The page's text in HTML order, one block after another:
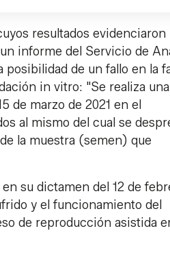
resultados evidenciaron
informe del Servicio de
de un fallo en la
in vitro: "Se realiza una
de marzo de 2021 en el
al mismo del cual se
la muestra (semen) que
su dictamen del 12 de
y el funcionamiento del
de reproducción asistida